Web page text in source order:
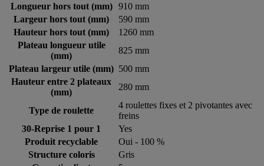
Longueur hors tout (mm)
910 mm
Largeur hors tout (mm)
590 mm
Hauteur hors tout (mm)
1260 mm
Plateau longueur utile
(mm)
825 mm
Plateau largeur utile (mm) 500 mm
Hauteur entre 2 plateaux
(mm)
280 mm
Type de roulette
4 roulettes fixes et 2 pivotantes avec
freins
30-Reprise 1 pour 1
Yes
Produit recyclable
Oui - 100 %
Structure coloris
Gris